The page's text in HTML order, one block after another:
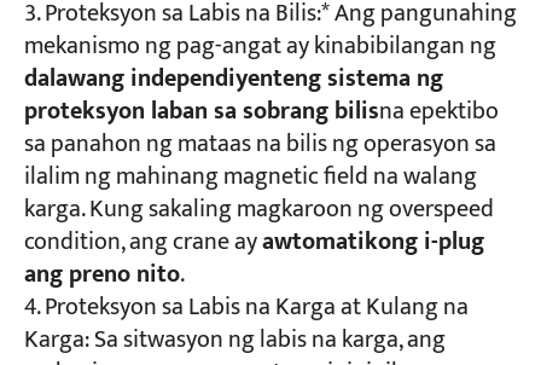
Proteksyon sa Labis na Bilis:* Ang pangunahing
mekanismo ng pag-angat ay kinabibilangan ng
dalawang independiyenteng sistema ng
proteksyon laban sa sobrang bilisna epektibo
sa panahon ng mataas na bilis ng operasyon sa
ilalim ng mahinang magnetic field na walang
karga. Kung sakaling magkaroon ng overspeed
condition, ang crane ayawtomatikong i-plug
ang preno nito.
Proteksyon sa Labis na Karga at Kulang na
Karga: Sa sitwasyon ng labis na karga, ang